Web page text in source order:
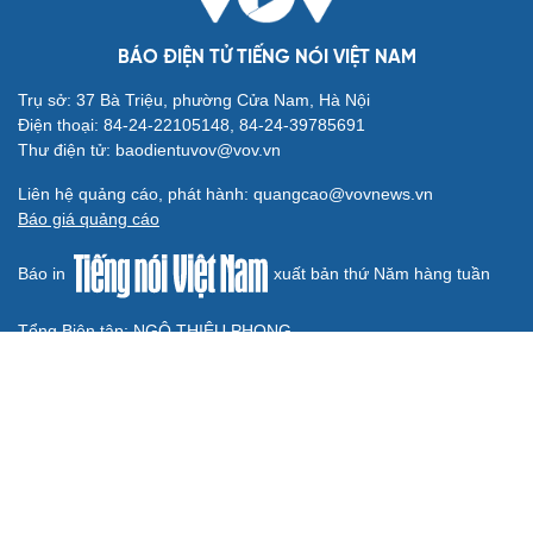
BÁO ĐIỆN TỬ TIẾNG NÓI VIỆT NAM
Trụ sở: 37 Bà Triệu, phường Cửa Nam, Hà Nội
Điện thoại: 84-24-22105148, 84-24-39785691
Thư điện tử: baodientuvov@vov.vn
Liên hệ quảng cáo, phát hành: quangcao@vovnews.vn
Báo giá quảng cáo
Báo in xuất bản thứ Năm hàng tuần
Tổng Biên tập: NGÔ THIỆU PHONG